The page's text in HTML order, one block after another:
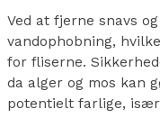
Ved at fjerne snavs
vandophobning,
for fliserne.
da alger og mos kan
potentielt farlige, især